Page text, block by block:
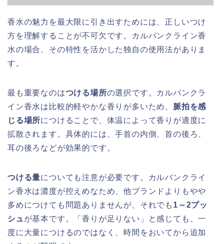
香水の魅力を最大限に引き出すためには、正しいつけ
方を理解することが不可欠です。カルバンクライン香
水の場合、その特性を活かした独自の使用法がありま
す。
最も重要なのはつける場所の選択です。カルバンクラ
イン香水は比較的軽やかな香りが多いため、 脈拍を感
じる場所につけることで、体温によって香りが適度に
拡散されます。具体的には、手首の内側、首の後ろ、
耳の後ろなどが効果的です。
つける量についても注意が必要です。カルバンクライ
ン香水は濃度が控えめなため、他ブランドよりもやや
多めにつけても問題ありませんが、それでも 1～2プッ
シュが基本です。「香りが足りない」と感じても、一
度に大量につけるのではなく、時間をおいてから追加